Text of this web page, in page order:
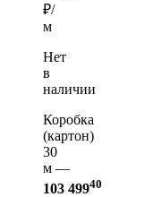
₽/
м
Нет
в
наличии
Коробка
(картон)
30
м —
103 49940